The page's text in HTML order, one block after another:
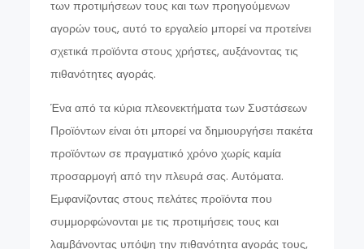
των προτιμήσεων τους και των προηγούμενων
αγορών τους, αυτό το εργαλείο μπορεί να προτείνει
σχετικά προϊόντα στους χρήστες, αυξάνοντας τις
πιθανότητες αγοράς.
Ένα από τα κύρια πλεονεκτήματα των Συστάσεων
Προϊόντων είναι ότι μπορεί να δημιουργήσει πακέτα
προϊόντων σε πραγματικό χρόνο χωρίς καμία
προσαρμογή από την πλευρά σας. Αυτόματα.
Εμφανίζοντας στους πελάτες προϊόντα που
συμμορφώνονται με τις προτιμήσεις τους και
λαμβάνοντας υπόψη την πιθανότητα αγοράς τους,